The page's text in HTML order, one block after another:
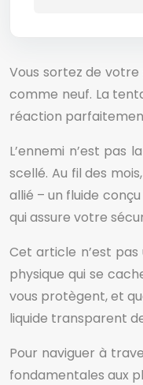
Vous sortez de
comme neuf. La
réaction
L’ennemi n’est pas
scellé. Au fil des
allié – un fluide
qui assure votre
Cet article n’est
physique qui se
vous protègent, et
liquide transparent
Pour naviguer à
fondamentales aux